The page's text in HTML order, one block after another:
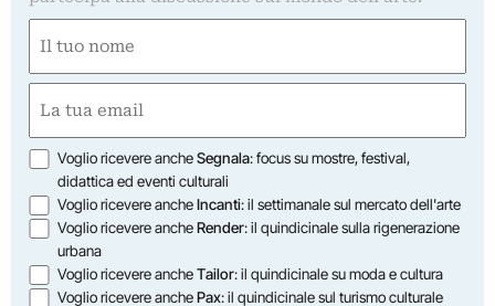
(Obbligatorio)
Nome
(Obbligatorio)
Opzioni
Voglio ricevere ancheSegnala: focus su mostre, festival,
didattica ed eventi culturali
Voglio ricevere ancheIncanti: il settimanale sul mercato dell'arte
Voglio ricevere ancheRender: il quindicinale sulla rigenerazione
urbana
Voglio ricevere ancheTailor: il quindicinale su moda e cultura
Voglio ricevere anchePax: il quindicinale sul turismo culturale